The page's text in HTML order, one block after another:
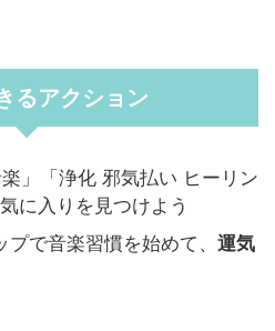
るアクション
」「浄化 邪気払い ヒーリン
に入りを見つけよう
で音楽習慣を始めて、 運気